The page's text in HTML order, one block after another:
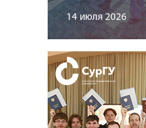
14 июля 2026